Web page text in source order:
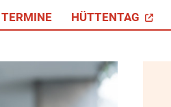
TERMINE HÜTTENTAG